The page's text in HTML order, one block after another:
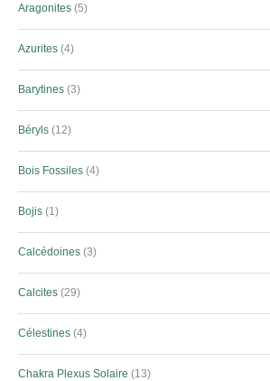
Aragonites 5
Azurites 4
Barytines 3
Béryls 12
Bois Fossiles 4
Bojis 1
Calcédoines 3
Calcites 29
Célestines 4
Chakra Plexus Solaire 13